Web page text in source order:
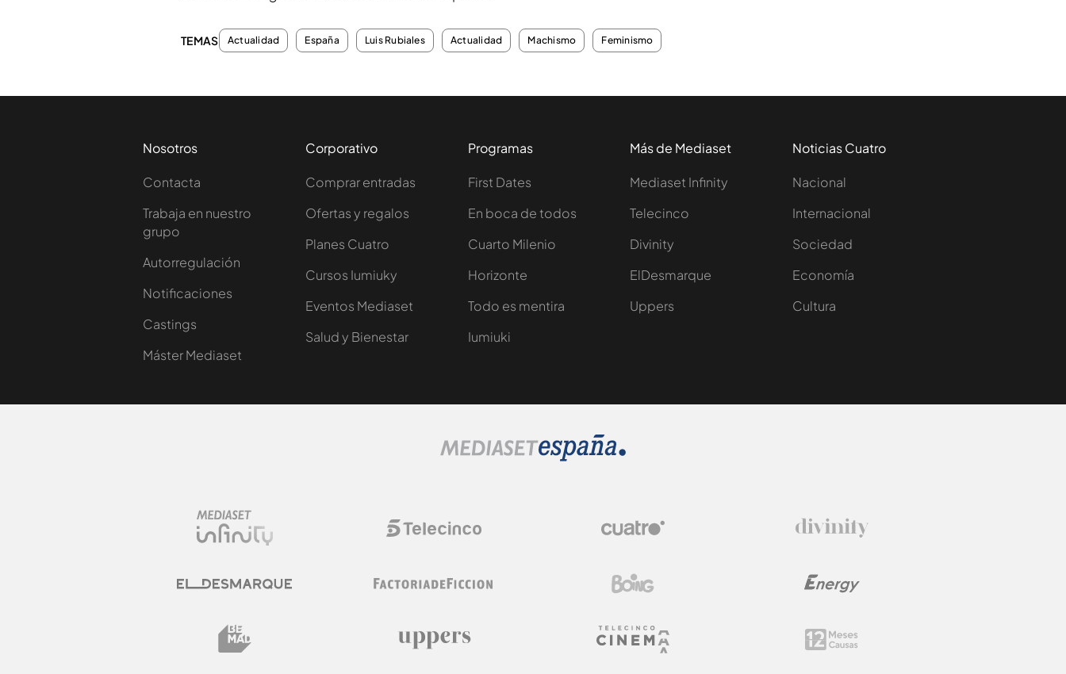
TEMAS Actualidad España Luis Rubiales Actualidad Machismo Feminismo
Nosotros
Contacta
Trabaja en nuestro
grupo
Autorregulación
Notificaciones
Castings
Máster Mediaset
Corporativo
Comprar entradas
Ofertas y regalos
Planes Cuatro
Cursos Iumiuky
Eventos Mediaset
Salud y Bienestar
Programas
First Dates
En boca de todos
Cuarto Milenio
Horizonte
Todo es mentira
Iumiuki
Más de Mediaset
Mediaset Infinity
Telecinco
Divinity
ElDesmarque
Uppers
Noticias Cuatro
Nacional
Internacional
Sociedad
Economía
Cultura